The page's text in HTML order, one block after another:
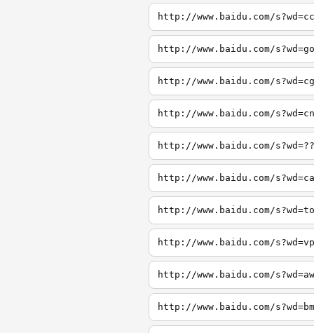
http://www.baidu.com/
http://www.baidu.com/
http://www.baidu.com/
http://www.baidu.com/
http://www.baidu.com/
http://www.baidu.com/
http://www.baidu.com/
http://www.baidu.com/
http://www.baidu.com/
http://www.baidu.com/